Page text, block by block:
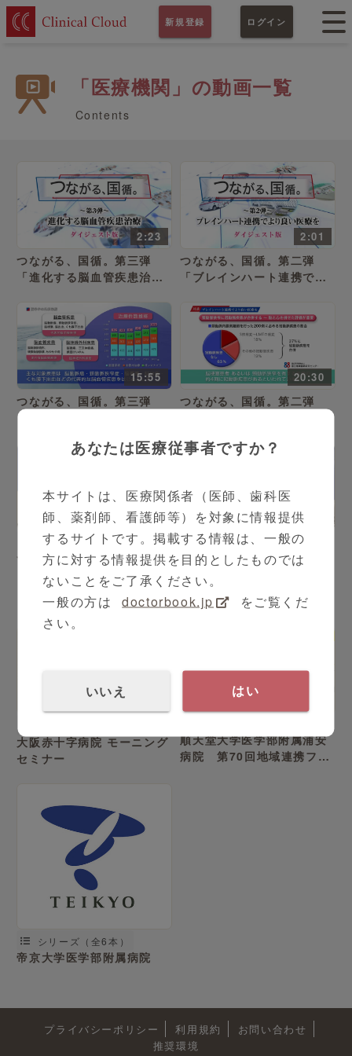
新規登録 ログイン
「医療機関」の動画一覧
Contents
2:23
つながる、国循。第三弾
「進化する脳血管疾患治
2:01
つながる、国循。第二弾
「ブレインハート連携でよ
ト版
15:55
つながる、国循。第三弾
「進化する脳血管疾患治
20:30
つながる、国循。第二弾
シリーズ（全5本）
つながる、国循。vol.2
15:58
大津 欣也 先生
草野 研吾 先生
野口 輝夫 先生 北井 豪 先生
本編_国立循環器病研究セン
ター
大阪赤十字病院 モーニング
セミナー
順天堂大学医学部附属浦安
病院 第70回地域連携フォ
シリーズ（全6本）
帝京大学医学部附属病院
プライバシーポリシー 利用規約
お問い合わせ
推奨環境
あなたは医療従事者ですか？
本サイトは、医療関係者（医師、歯科医
師、薬剤師、看護師等）を対象に情報提供
するサイトです。掲載する情報は、一般の
方に対する情報提供を目的としたものでは
ないことをご了承ください。
一般の方は
doctorbook.jp
をご覧くだ
さい。
いいえ はい